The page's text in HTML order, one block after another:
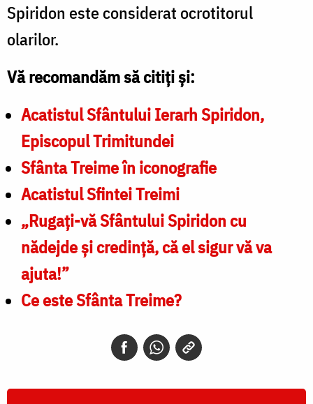
Spiridon este considerat ocrotitorul
olarilor.
Vă recomandăm să citiți și:
Acatistul Sfântului Ierarh Spiridon,
Episcopul Trimitundei
Sfânta Treime în iconografie
Acatistul Sfintei Treimi
„Rugaţi-vă Sfântului Spiridon cu
nădejde și credinţă, că el sigur vă va
ajuta!”
Ce este Sfânta Treime?